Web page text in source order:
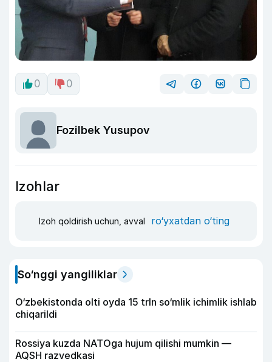
0 0
Fozilbek Yusupov
Izohlar
Izoh qoldirish uchun, avval ro‘yxatdan o‘ting
So‘nggi yangiliklar
O‘zbekistonda olti oyda 15 trln so‘mlik ichimlik ishlab
chiqarildi
Rossiya kuzda NATOga hujum qilishi mumkin —
AQSH razvedkasi